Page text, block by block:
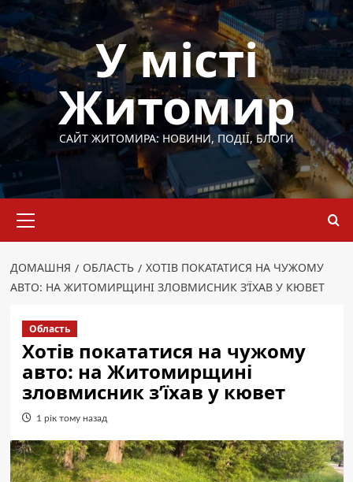
Перейти
до
вмісту
У місті
Житомир
САЙТ ЖИТОМИРА: НОВИНИ, ПОДІЇ, БЛОГИ
меню
ДОМАШНЯ ОБЛАСТЬ
ХОТІВ ПОКАТАТИСЯ НА ЧУЖОМУ
АВТО: НА ЖИТОМИРЩИНІ ЗЛОВМИСНИК З’ЇХАВ У КЮВЕТ
Область
Хотів покататися на чужому
авто: на Житомирщині
зловмисник з’їхав у кювет
1 рік тому назад